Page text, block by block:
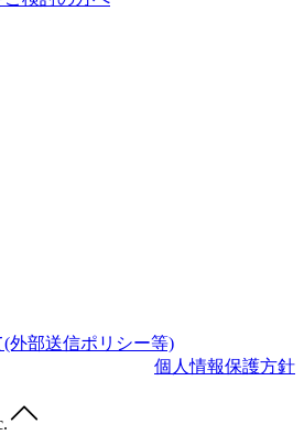
外部送信ポリシー等)
個人情報保護方針